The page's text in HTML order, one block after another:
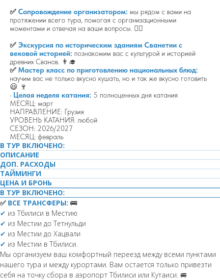
✅ Сопровождение организатором: мы рядом с вами на
протяжении всего тура, помогая с организационными
моментами и отвечая на ваши вопросы. 🙋‍♀️
✅ Экскурсия по историческим зданиям Сванетии с
вековой историей: познакомим вас с культурой и историей
древних Сванов. 👨‍🎓
✅ Мастер класс по приготовлению национальных блюд:
научим вас не только вкусно кушать, но и так же вкусно готовить
😃 🍷
• Целая неделя катания: 5 полноценных дня катания
МЕСЯЦ: март
НАПРАВЛЕНИЕ: Грузия
УРОВЕНЬ КАТАНИЯ: любой
СЕЗОН: 2026/2027
МЕСЯЦ: февраль
В ТУР ВКЛЮЧЕНО:
ОПИСАНИЕ
ДОП. РАСХОДЫ
ТАЙМИНГИ
ЦЕНА И БРОНЬ
В ТУР ВКЛЮЧЕНО:
✅ ВСЕ ТРАНСФЕРЫ: 🚌
✔ из Тбилиси в Местию
✔ из Местии до Тетнульди
✔ из Местии до Хацвали
✔ из Местии в Тбилиси.
Мы организуем ваш комфортный переезд между всеми пунктами
нашего тура и между курортами. Вам остается только привезти
себя на точку сбора в аэропорт Тбилиси или Кутаиси. 🚐